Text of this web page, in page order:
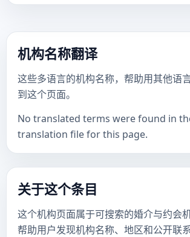
机构名称翻译
这些多语言的机构名称，帮助用其他语
到这个页面。
No translated terms were found in
translation file for this page.
关于这个条目
这个机构页面属于可搜索的婚介与约会
帮助用户发现机构名称、地区和公开联系